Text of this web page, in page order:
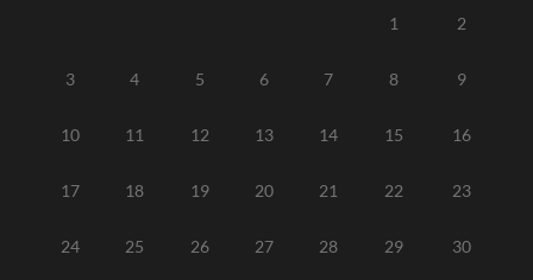
1 2
3 4 5 6 7 8 9
10 11 12 13 14 15 16
17 18 19 20 21 22 23
24 25 26 27 28 29 30